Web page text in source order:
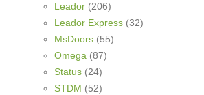
Leador (206)
Leador Express (32)
MsDoors (55)
Omega (87)
Status (24)
STDM (52)